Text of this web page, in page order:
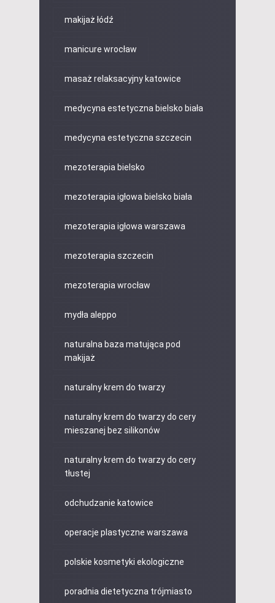
makijaż łódź
manicure wrocław
masaż relaksacyjny katowice
medycyna estetyczna bielsko biała
medycyna estetyczna szczecin
mezoterapia bielsko
mezoterapia igłowa bielsko biała
mezoterapia igłowa warszawa
mezoterapia szczecin
mezoterapia wrocław
mydła aleppo
naturalna baza matująca pod
makijaż
naturalny krem do twarzy
naturalny krem do twarzy do cery
mieszanej bez silikonów
naturalny krem do twarzy do cery
tłustej
odchudzanie katowice
operacje plastyczne warszawa
polskie kosmetyki ekologiczne
poradnia dietetyczna trójmiasto